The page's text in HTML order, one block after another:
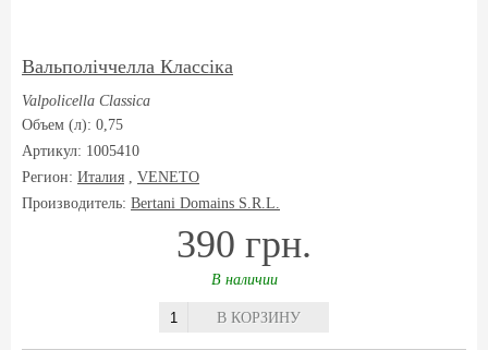
Вальполіччелла Классіка
Valpolicella Classica
Объем (л): 0,75
Артикул: 1005410
Регион: Италия , VENETO
Производитель: Bertani Domains S.R.L.
390 грн.
В наличии
В КОРЗИНУ